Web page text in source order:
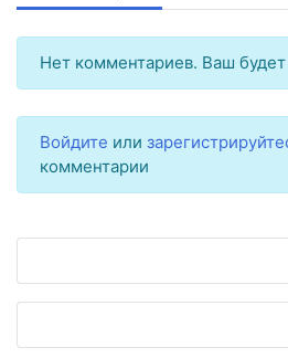
Нет комментариев. Ваш
Войдите или
комментарии